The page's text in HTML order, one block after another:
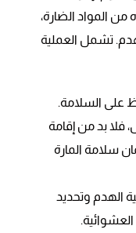
المواد الضارة،
تشمل العملية
على السلامة.
فلا بد من إقامة
سلامة المارة
الهدم وتحديد